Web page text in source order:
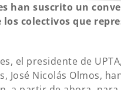
han suscrito un
los colectivos que
el presidente de
José Nicolás Olmos,